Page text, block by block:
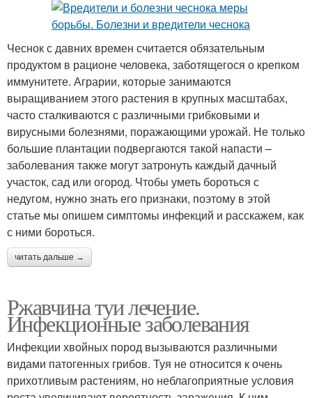
Чеснок с давних времен считается обязательным
продуктом в рационе человека, заботящегося о крепком
иммунитете. Аграрии, которые занимаются
выращиванием этого растения в крупных масштабах,
часто сталкиваются с различными грибковыми и
вирусными болезнями, поражающими урожай. Не только
большие плантации подвергаются такой напасти –
заболевания также могут затронуть каждый дачный
участок, сад или огород. Чтобы уметь бороться с
недугом, нужно знать его признаки, поэтому в этой
статье мы опишем симптомы инфекций и расскажем, как
с ними бороться.
читать дальше →
Ржавчина туи лечение.
Инфекционные заболевания
Инфекции хвойных пород вызываются различными
видами патогенных грибов. Туя не относится к очень
прихотливым растениям, но неблагоприятные условия